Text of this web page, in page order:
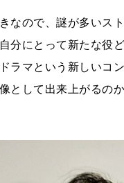
なので、謎が多いス
分にとって新たな役
ラマという新しいコ
として出来上がるの